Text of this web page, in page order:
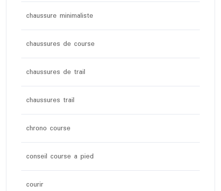
chaussure minimaliste
chaussures de course
chaussures de trail
chaussures trail
chrono course
conseil course a pied
courir